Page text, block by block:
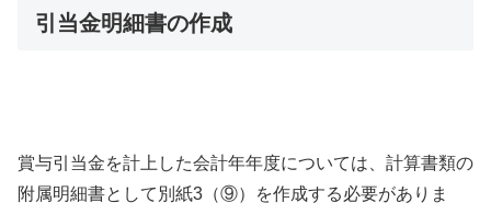
引当金明細書の作成
賞与引当金を計上した会計年年度については、計算書類の
附属明細書として別紙3（⑨）を作成する必要がありま